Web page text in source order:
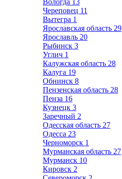
Вологда 13
Череповец 11
Вытегра 1
Ярославская область 29
Ярославль 20
Рыбинск 3
Углич 1
Калужская область 28
Калуга 19
Обнинск 8
Пензенская область 28
Пенза 16
Кузнецк 3
Заречный 2
Одесская область 27
Одесса 23
Черноморск 1
Мурманская область 27
Мурманск 10
Кировск 2